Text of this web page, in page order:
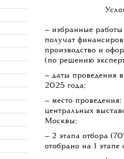
— избранные работы
получат
производство и
(по решению
— даты проведения
2025 года;
— место проведения:
центральных
Москвы;
— 2 этапа отбора
отобрано на 1 этапе